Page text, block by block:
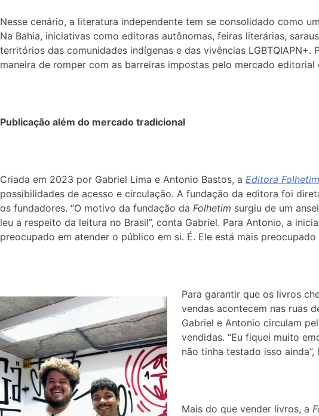
Nesse cenário, a literatura independente tem se consolidado como
Na Bahia, iniciativas como editoras autônomas, feiras literárias,
territórios das comunidades indígenas e das vivências
maneira de romper com as barreiras impostas pelo mercado
Publicação além do mercado tradicional
Criada em 2023 por Gabriel Lima e Antonio Bastos, a Editora Folhetim
possibilidades de acesso e circulação. A fundação da editora foi
os fundadores. “O motivo da fundação da Folhetim surgiu de um
leu a respeito da leitura no Brasil”, conta Gabriel. Para Antonio, a
preocupado em atender o público em si. É. Ele está mais
Para garantir que os livros
vendas acontecem nas ruas
Gabriel e Antonio circulam
vendidas. “Eu fiquei muito
não tinha testado isso
Mais do que vender livros, a